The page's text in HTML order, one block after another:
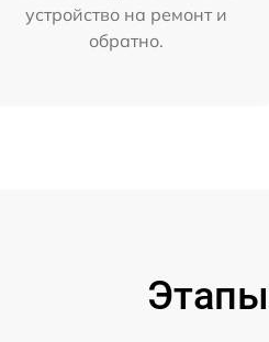
устройство на ремонт и
обратно.